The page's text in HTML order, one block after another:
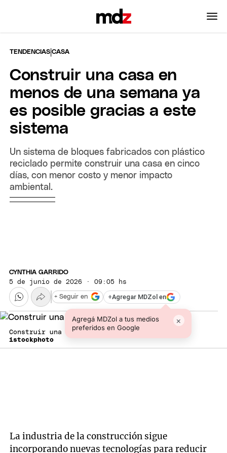
TENDENCIAS |CASA
Construir una casa en
menos de una semana ya
es posible gracias a este
sistema
Un sistema de bloques fabricados con plástico
reciclado permite construir una casa en cinco
días, con menor costo y menor impacto
ambiental.
CYNTHIA GARRIDO
5 de junio de 2026 · 09:05 hs
+Agregar MDZol en
Agregá MDZol a tus medios
preferidos en Google
×
+ Seguir en
Construir una casa.
istockphoto
La industria de la construcción sigue
incorporando nuevas tecnologías para reducir